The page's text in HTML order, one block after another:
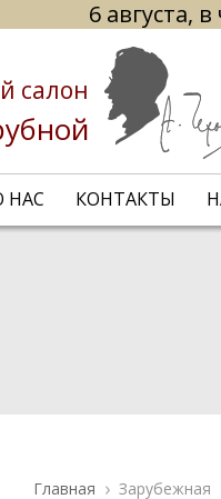
6 августа,
салон
НАС КОНТАКТЫ
Главная
Зарубежная